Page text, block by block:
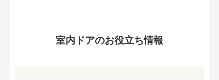
室内ドアのお役立ち情報